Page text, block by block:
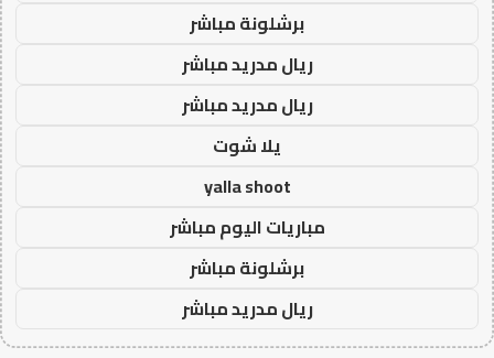
برشلونة مباشر
ريال مدريد مباشر
ريال مدريد مباشر
يلا شوت
yalla shoot
مباريات اليوم مباشر
برشلونة مباشر
ريال مدريد مباشر